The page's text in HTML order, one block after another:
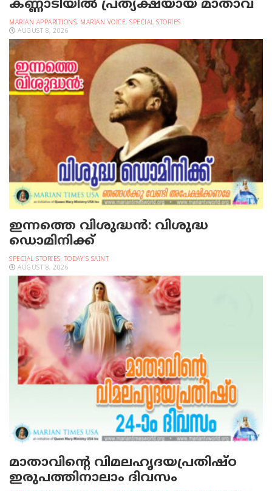
കണ്ണാടിയില്‍ പ്രത്യക്ഷയായ മാതാവ്
MARIAN APPARITIONS, MARIAN VOICE, SPECIAL STORIES
AUGUST 8, 2026
ഇന്നത്തെ വിശുദ്ധന്‍: വിശുദ്ധ
ഡൊമിനിക്ക്
SPECIAL STORIES, TODAY'S SAINT
AUGUST 8, 2026
മാതാവിന്റെ വിമലഹൃദയപ്രതിഷ്ഠ
ഇരുപത്തിനാലാം ദിവസം